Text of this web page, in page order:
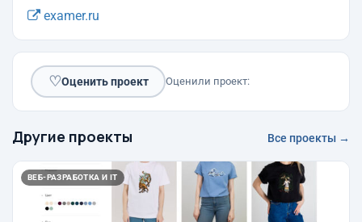
examer.ru
♡Оценить проект Оценили проект:
Другие проекты Все проекты →
ВЕБ-РАЗРАБОТКА И IT